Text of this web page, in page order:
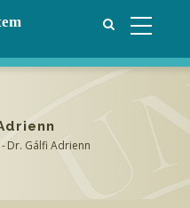
-Dr. Gálfi Adrienn